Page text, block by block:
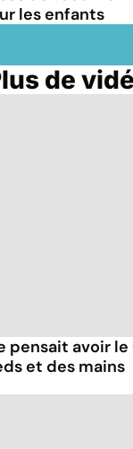
les enfants
de
pensait avoir
et des mains